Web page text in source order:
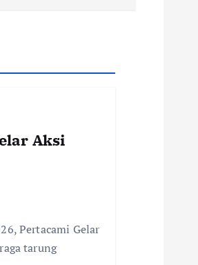
Aksi
Pertacami Gelar
tarung